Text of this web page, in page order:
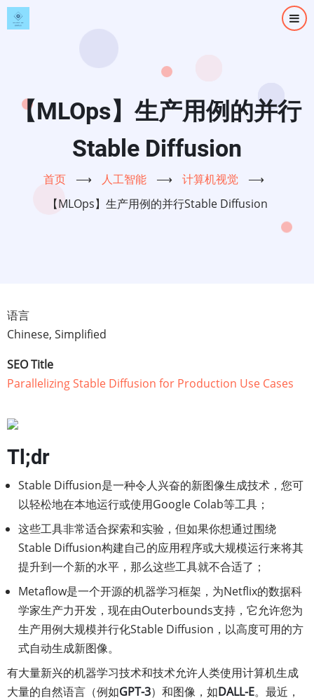
跳
转
【MLOps】生产用例的并行
Stable Diffusion
首页 ⟶ 人工智能 ⟶ 计算机视觉
⟶
【MLOps】生产用例的并行Stable Diffusion
语言
Chinese, Simplified
SEO Title
Parallelizing Stable Diffusion for Production Use Cases
Tl;dr
Stable Diffusion是一种令人兴奋的新图像生成技术，您可
以轻松地在本地运行或使用Google Colab等工具；
这些工具非常适合探索和实验，但如果你想通过围绕
Stable Diffusion构建自己的应用程序或大规模运行来将其
提升到一个新的水平，那么这些工具就不合适了；
Metaflow是一个开源的机器学习框架，为Netflix的数据科
学家生产力开发，现在由Outerbounds支持，它允许您为
生产用例大规模并行化Stable Diffusion，以高度可用的方
式自动生成新图像。
有大量新兴的机器学习技术和技术允许人类使用计算机生成
大量的自然语言（例如GPT-3）和图像，如DALL-E。最近，